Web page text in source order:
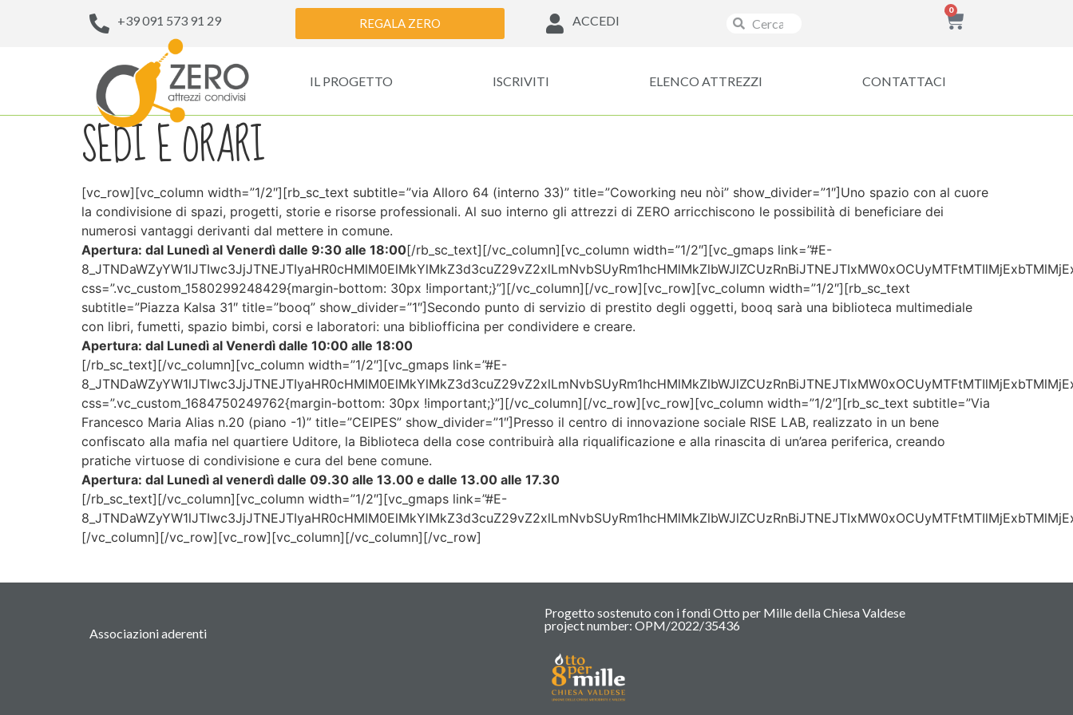
+39 091 573 91 29 REGALA ZERO ACCEDI
0
IL PROGETTO ISCRIVITI ELENCO ATTREZZI CONTATTACI
SEDI E ORARI
[vc_row][vc_column width=”1/2″][rb_sc_text subtitle=”via Alloro 64 (interno 33)” title=”Coworking neu nòi” show_divider=”1″] Uno spazio con al cuore
la condivisione di spazi, progetti, storie e risorse professionali. Al suo interno gli attrezzi di ZERO arricchiscono le possibilità di beneficiare dei
numerosi vantaggi derivanti dal mettere in comune.
Apertura: dal Lunedì al Venerdì dalle 9:30 alle 18:00[/rb_sc_text][/vc_column][vc_column width=”1/2″][vc_gmaps link=”#E-
css=”.vc_custom_1580299248429{margin-bottom: 30px !important;}”][/vc_column][/vc_row][vc_row][vc_column width=”1/2″][rb_sc_text
subtitle=”Piazza Kalsa 31″ title=”booq” show_divider=”1″] Secondo punto di servizio di prestito degli oggetti, booq sarà una biblioteca multimediale
con libri, fumetti, spazio bimbi, corsi e laboratori: una bibliofficina per condividere e creare.
Apertura: dal Lunedì al Venerdì dalle 10:00 alle 18:00
[/rb_sc_text][/vc_column][vc_column width=”1/2″][vc_gmaps link=”#E-
css=”.vc_custom_1684750249762{margin-bottom: 30px !important;}”][/vc_column][/vc_row][vc_row][vc_column width=”1/2″][rb_sc_text subtitle=”Via
Francesco Maria Alias n.20 (piano -1)” title=”CEIPES” show_divider=”1″] Presso il centro di innovazione sociale RISE LAB, realizzato in un bene
confiscato alla mafia nel quartiere Uditore, la Biblioteca della cose contribuirà alla riqualificazione e alla rinascita di un’area periferica, creando
pratiche virtuose di condivisione e cura del bene comune.
Apertura: dal Lunedì al venerdì dalle 09.30 alle 13.00 e dalle 13.00 alle 17.30
[/rb_sc_text][/vc_column][vc_column width=”1/2″][vc_gmaps link=”#E-
[/vc_column][/vc_row][vc_row][vc_column][/vc_column][/vc_row]
Associazioni aderenti
Progetto sostenuto con i fondi Otto per Mille della Chiesa Valdese
project number: OPM/2022/35436